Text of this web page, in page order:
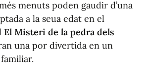
menuts poden gaudir d’una
a la seua edat en el
El Misteri de la pedra dels
una por divertida en un